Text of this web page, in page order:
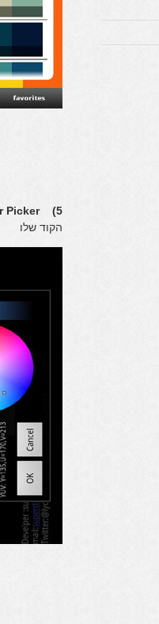
5) Superdry Color Picker
הקוד שלו